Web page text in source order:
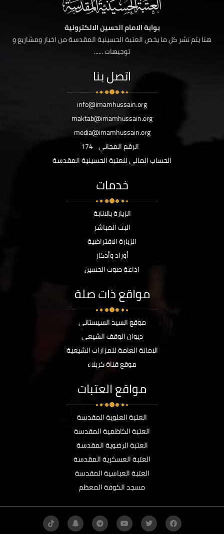
بوابة الامام الحسين الالكترونية
هنا يتم نشر كل ما يخص العتبة الحسينية المقدسة من اخبار ومشاريع و
توجيهات ......
اتصل بنا
info@imamhussain.org
maktab@imamhussain.org
media@imamhussain.org
الرقم المجاني 174
الحساب المالي للعتبة الحسينية المقدسة
خدمات
الزيارة بالانابة
البث المباشر
الزيارة الافتراضية
أوراد وأذكار
اذاعة صوت الحسين
مواقع ذات صلة
موقع السيد السيستاني
ديوان الوقف الشيعي
الامانة العامة للمزارات الشيعية
موقع قناة كربلاء
مواقع العتبات
العتبة العلوية المقدسة
العتبة الكاظمية المقدسة
العتبة الرضوية المقدسة
العتبة العسكرية المقدسة
العتبة العباسية المقدسة
مسجد الكوفة المعظم